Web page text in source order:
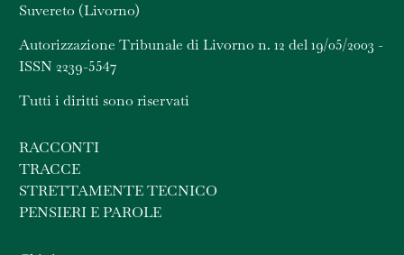
Suvereto (Livorno)
Autorizzazione Tribunale di Livorno n. 12 del 19/05/2003 -
ISSN 2239-5547
Tutti i diritti sono riservati
RACCONTI
TRACCE
STRETTAMENTE TECNICO
PENSIERI E PAROLE